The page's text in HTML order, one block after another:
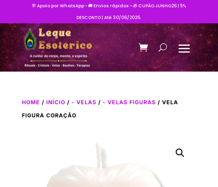
💬 Apoio por WhatsApp • 🚚 Envios rápidos • 🎁 CUPÃO JUNHO26 | 5%
DESCONTO | Até 30/06/2026.
HOME / INÍCIO / - VELAS / - VELAS FIGURAS / VELA
FIGURA CORAÇÃO